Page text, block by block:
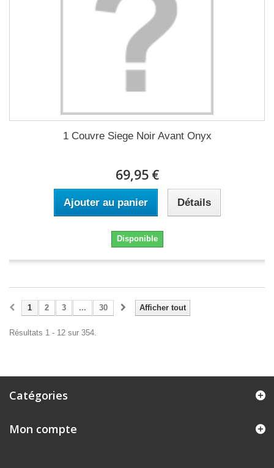
1 Couvre Siege Noir Avant Onyx
69,95 €
Ajouter au panier Détails
Disponible
Afficher tout
1 2 3 ... 30
Résultats 1 - 12 sur 354.
Catégories
Mon compte